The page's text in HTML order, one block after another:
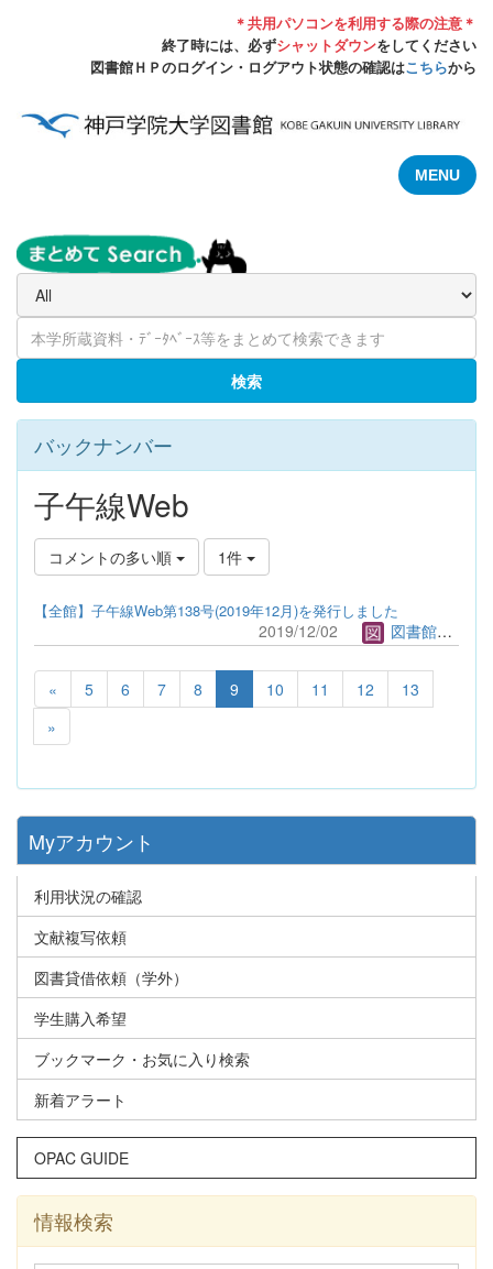
＊共用パソコンを利用する際の注意＊
終了時には、必ずシャットダウンをしてください
図書館ＨＰのログイン・ログアウト状態の確認はこちらから
MENU
検索
バックナンバー
子午線Web
コメントの多い順 1件
【全館】子午線Web第138号(2019年12月)を発行しました
2019/12/02 図書館管理者
« 5 6 7 8 9 10 11 12
13
»
Myアカウント
利用状況の確認
文献複写依頼
図書貸借依頼（学外）
学生購入希望
ブックマーク・お気に入り検索
新着アラート
OPAC GUIDE
情報検索